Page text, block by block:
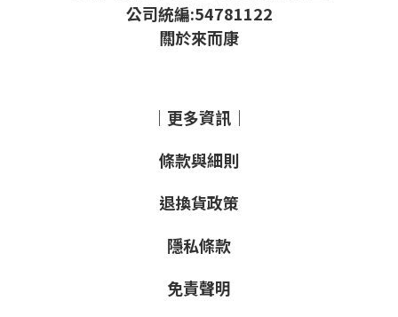
公司統編:54781122
關於來而康
｜更多資訊｜
條款與細則
退換貨政策
隱私條款
免責聲明